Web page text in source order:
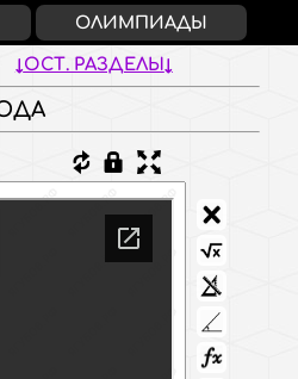
ОСТ. РАЗДЕЛЫ
ОЛИМПИАДЫ